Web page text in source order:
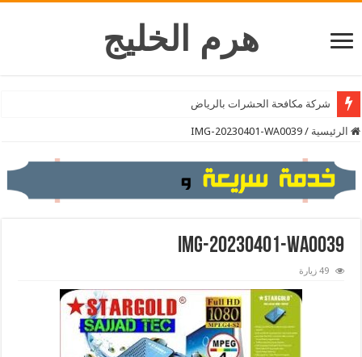
هرم الخليج
شركة مكافحة الحشرات بالرياض
شركة تنظيف المكيفات بالرياض
الرئيسية /
IMG-20230401-WA0039
IMG-20230401-WA0039
49 زيارة